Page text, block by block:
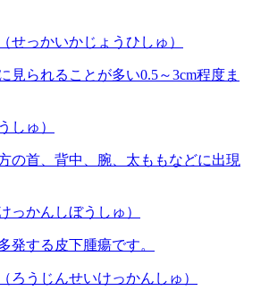
せっかいかじょうひしゅ）
見られることが多い0.5～3cm程度ま
しゅ）
の首、背中、腕、太ももなどに出現
っかんしぼうしゅ）
発する皮下腫瘍です。
ろうじんせいけっかんしゅ）